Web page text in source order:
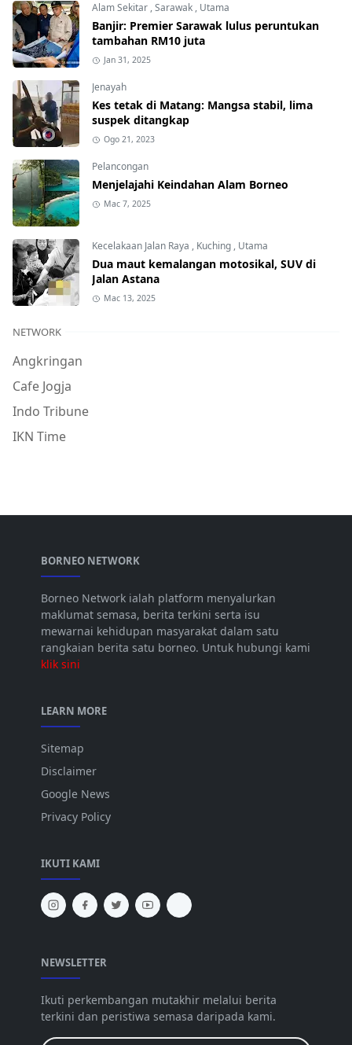
Alam Sekitar,Sarawak, Utama
Banjir: Premier Sarawak lulus peruntukan
tambahan RM10 juta
Jan 31, 2025
Jenayah
Kes tetak di Matang: Mangsa stabil, lima
suspek ditangkap
Ogo 21, 2023
Pelancongan
Menjelajahi Keindahan Alam Borneo
Mac 7, 2025
Kecelakaan Jalan Raya , Kuching, Utama
Dua maut kemalangan motosikal, SUV di
Jalan Astana
Mac 13, 2025
NETWORK
Angkringan
Cafe Jogja
Indo Tribune
IKN Time
BORNEO NETWORK
Borneo Network ialah platform menyalurkan
maklumat semasa, berita terkini serta isu
mewarnai kehidupan masyarakat dalam satu
rangkaian berita satu borneo. Untuk hubungi kami
klik sini
LEARN MORE
Sitemap
Disclaimer
Google News
Privacy Policy
IKUTI KAMI
NEWSLETTER
Ikuti perkembangan mutakhir melalui berita
terkini dan peristiwa semasa daripada kami.